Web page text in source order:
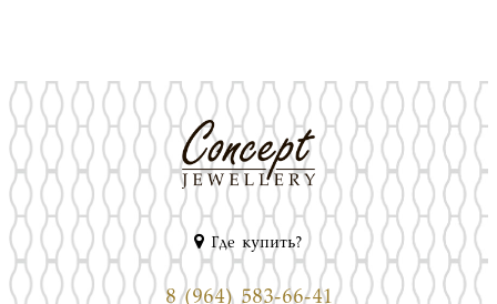
Где купить?
8 (964) 583-66-41